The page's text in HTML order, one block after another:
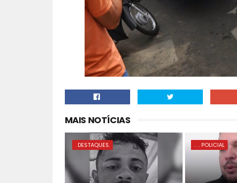
MAIS NOTÍCIAS
. DESTAQUES. . . . POLICIAL